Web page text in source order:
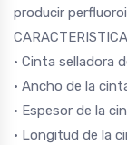
producir
• Cinta selladora
• Ancho de la
• Espesor de la
• Longitud de la